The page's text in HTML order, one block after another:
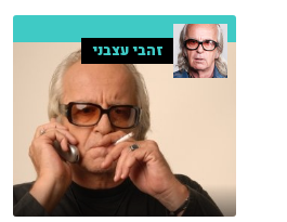
זהבי עצבני